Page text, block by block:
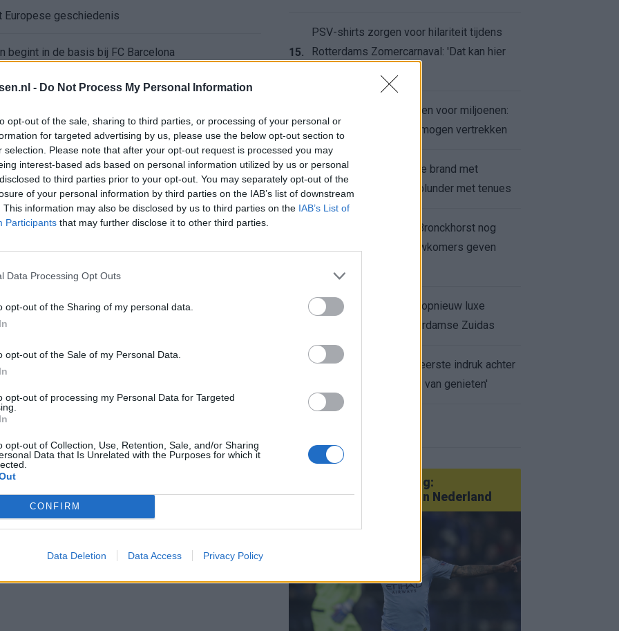
- Do Not Process My Personal Information
opt-out of the sale, sharing to third parties, or processing of your personal or
for targeted advertising by us, please use the below opt-out section to
selection. Please note that after your opt-out request is processed you may
interest-based ads based on personal information utilized by us or personal
to third parties prior to your opt-out. You may separately opt-out of the
of your personal information by third parties on the IAB’s list of downstream
This information may also be disclosed by us to third parties on the IAB’s List of
Participants that may further disclose it to other third parties.
Data Processing Opt Outs
opt-out of the Sharing of my personal data.
opt-out of the Sale of my Personal Data.
opt-out of processing my Personal Data for Targeted
opt-out of Collection, Use, Retention, Sale, and/or Sharing
Data that Is Unrelated with the Purposes for which it
CONFIRM
Data Deletion Data Access Privacy Policy
Europese geschiedenis
begint in de basis bij FC Barcelona
Abdellah Ouazane met Lionel Messi
na ruime zege op Vojvodina
naar Ajax - Vojvodina
van der Vaart en Sylvie Meis door de jaren heen
Ajax en FC Twente in Europa
"Kampioen met Jong Ajax"
geschiedenis met rode kaart in WK-finale
League? Dit zijn de belangrijke data
terugkeer: NEC onderzoekt komst van Ajax-icoon
15.
PSV-shirts zorgen voor hilariteit tijdens
Rotterdams Zomercarnaval: 'Dat kan hier
16.
Feyenoord zet deur open voor miljoenen:
Ueda en Hadj Moussa mogen vertrekken
17.
Ajax helpt Burnley uit de brand met
afgeknipte sokken na blunder met tenues
Feyenoord onder Van Bronckhorst nog
altijd ongeslagen: nieuwkomers geven
Hakim Ziyech verhuurt opnieuw luxe
appartement op Amsterdamse Zuidas
Marcos Leonardo laat eerste indruk achter
bij Ajax: 'Hier gaan fans van genieten'
Van Götze tot Sterling:
statementtransfers in Nederland